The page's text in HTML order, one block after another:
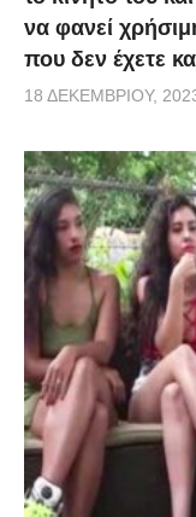
να φανεί
που δεν έχετε
18 ΔΕΚΕΜΒΡΊΟΥ,